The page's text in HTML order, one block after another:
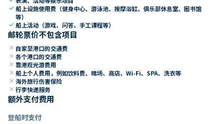
check船上设施使用费（健身中心、游泳池、按摩浴缸、俱乐部休息室、图书馆
等）
check船上活动（游戏、问答、手工课程等）
邮轮票价不包含项目
close 自家至港口的交通费
close 各个港口的交通费
close 靠港观光游费用
close 船上个人费用，例如饮料费、赌场、商店、Wi-Fi、SPA、洗衣等
close 海外旅行伤害保险
close 行李快递服务
额外支付费用
登船时支付